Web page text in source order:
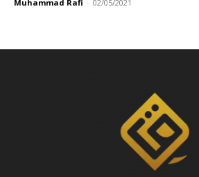
Muhammad Rafi - 02/05/2021